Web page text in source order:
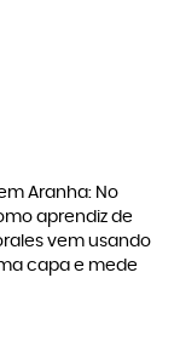
Aranha: No
aprendiz de
vem usando
capa e mede